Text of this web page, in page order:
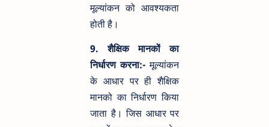
मूल्यांकन को आवश्यकता
होती है।
9. शैक्षिक मानकों का
निर्धारण करना:- मूल्यांकन
के आधार पर ही शैक्षिक
मानको का निर्धारण किया
जाता है। जिस आधार पर